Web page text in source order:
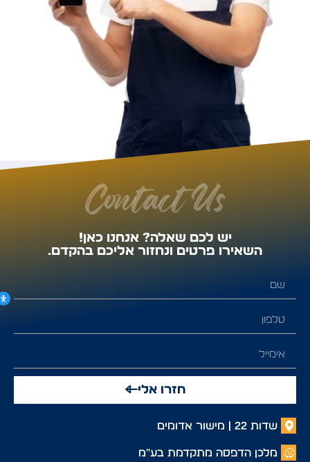
Contact Us
יש לכם שאלה? אנחנו כאן!
השאירו פרטים ונחזור אליכם בהקדם.
חזרו אלי
שדות 22 | מישור אדומים
מלכן הדפסה מתקדמת בע"מ